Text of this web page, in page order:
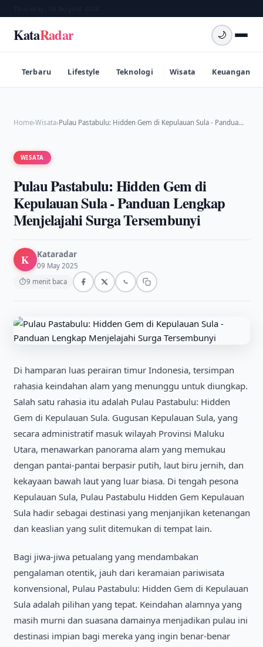
KataRadar 🌙
Terbaru Lifestyle Teknologi Wisata Keuangan
Home›Wisata›Pulau Pastabulu: Hidden Gem di Kepulauan Sula - Pandua…
WISATA
Pulau Pastabulu: Hidden Gem di
Kepulauan Sula - Panduan Lengkap
Menjelajahi Surga Tersembunyi
K Kataradar
09 May 2025
⏱9 menit baca
Di hamparan luas perairan timur Indonesia, tersimpan
rahasia keindahan alam yang menunggu untuk diungkap.
Salah satu rahasia itu adalah Pulau Pastabulu: Hidden
Gem di Kepulauan Sula. Gugusan Kepulauan Sula, yang
secara administratif masuk wilayah Provinsi Maluku
Utara, menawarkan panorama alam yang memukau
dengan pantai-pantai berpasir putih, laut biru jernih, dan
kekayaan bawah laut yang luar biasa. Di tengah pesona
Kepulauan Sula, Pulau Pastabulu Hidden Gem Kepulauan
Sula hadir sebagai destinasi yang menjanjikan ketenangan
dan keaslian yang sulit ditemukan di tempat lain.
Bagi jiwa-jiwa petualang yang mendambakan
pengalaman otentik, jauh dari keramaian pariwisata
konvensional, Pulau Pastabulu: Hidden Gem di Kepulauan
Sula adalah pilihan yang tepat. Keindahan alamnya yang
masih murni dan suasana damainya menjadikan pulau ini
destinasi impian bagi mereka yang ingin benar-benar